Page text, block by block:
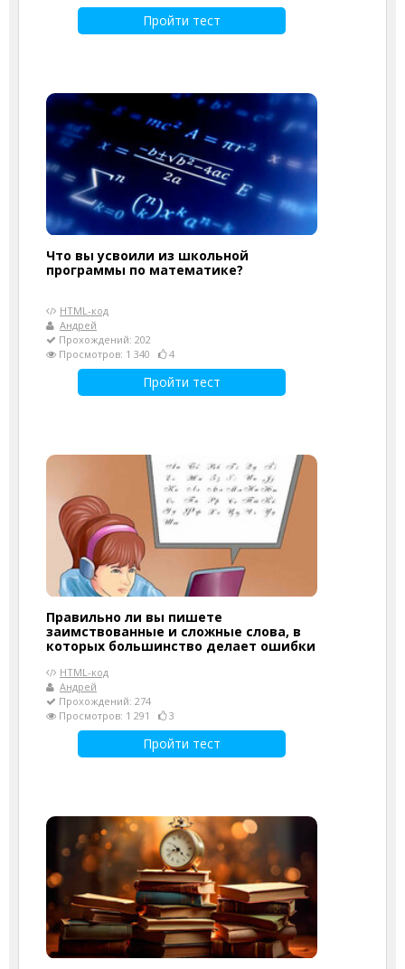
Пройти тест
Что вы усвоили из школьной
программы по математике?
HTML-код
Андрей
Прохождений: 202
Просмотров: 1 340
4
Пройти тест
Правильно ли вы пишете
заимствованные и сложные слова, в
которых большинство делает ошибки
HTML-код
Андрей
Прохождений: 274
Просмотров: 1 291
3
Пройти тест